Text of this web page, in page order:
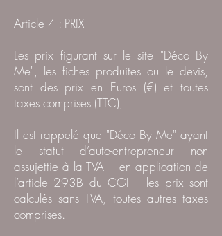
Article 4 : PRIX
Les prix figurant sur le site "Déco By
Me", les fiches produites ou le devis,
sont des prix en Euros (€) et toutes
taxes comprises (TTC),
Il est rappelé que "Déco By Me" ayant
le statut d’auto-entrepreneur non
assujettie à la TVA – en application de
l’article 293B du CGI – les prix sont
calculés sans TVA, toutes autres taxes
comprises.